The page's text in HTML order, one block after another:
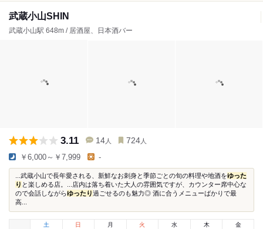
武蔵小山SHIN
武蔵小山駅 648m / 居酒屋、日本酒バー
3.11 14 人 724 人
￥6,000～￥7,999 -
...武蔵小山で長年愛される、新鮮なお刺身と季節ごとの旬の料理や地酒をゆった
り と楽しめる店。...店内は落ち着いた大人の雰囲気ですが、カウンター席中心な
ので会話しながらゆったり過ごせるのも魅力◎ 酒に合うメニューばかりで最
高...
土
日 月 火 水 木 金